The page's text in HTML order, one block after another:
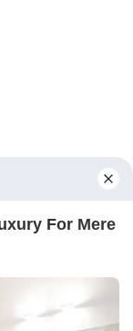
For Mere